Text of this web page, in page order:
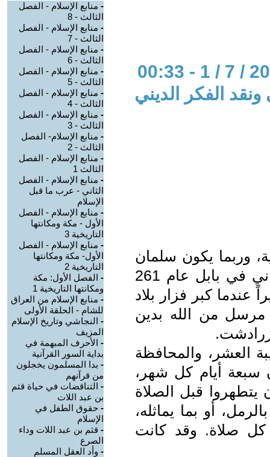
الفكر الديني
وربما يكون سلمان
الفارسي قد ساعده في ذلك. ولد ماني في بابل عام 261
عندما كبر فزار بلاد
مرسل من الله بدين
العشر، والمحافظة
سبعة أيام كل شهر،
قبل الصلاة
أو بما يماثله،
صلاة. وقد كانت
- منابع الإسلام - الفصل
الثالث - 8
- منابع الإسلام - الفصل
الثالث - 7
- منابع الإسلام - الفصل
الثالث - 6
- منابع الإسلام - الفصل
الثالث - 5
- منابع الإسلام - الفصل
الثالث - 4
- منابع الإسلام - الفصل
الثالث - 3
- منابع الإسلام- الفصل
الثالث - 2
- منابع الإسلام - الفصل
الثالث 1
- منابع الإسلام - الفصل
الثاني - عرب ما قبل
الإسلام
- منابع الإسلام - الفصل
الأول - مكة ومكانتها
التاريخية 3
- منابع الإسلام - الفصل
الأول- مكة ومكانتها
التاريخية 2
- الفصل الأول: مكة
ومكانتها التاريخية 1
- منابع الإسلام من العراق
للشام - الحلقة الأولى
- النجاشي وتاريخ الإسلام
المزيف
- الأحرف المبهمة في
بداية السور القرآنية
- بدا المسلمون يخجلون
من قرآنهم
- التناقضات في حياة قثم
بن عبد اللات
- حقوق الطفل في
الإسلام
- قثم بن عبد اللات وداء
الصرع
- وأد العقل المسلم